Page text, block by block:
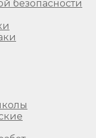
безопасности